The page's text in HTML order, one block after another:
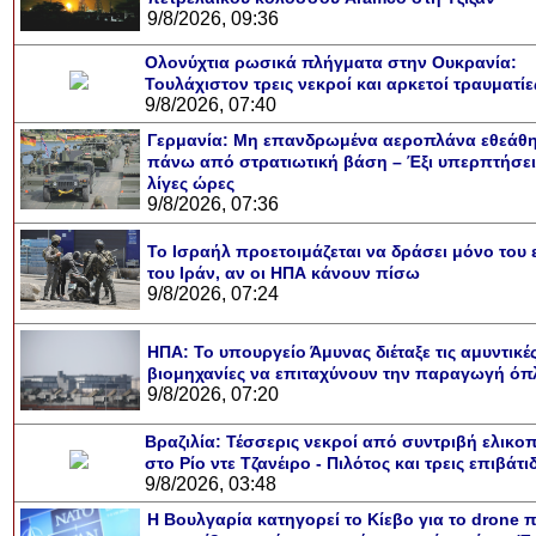
9/8/2026, 09:36
Ολονύχτια ρωσικά πλήγματα στην Ουκρανία:
Τουλάχιστον τρεις νεκροί και αρκετοί
9/8/2026, 07:40
Γερμανία: Μη επανδρωμένα αεροπλάνα
πάνω από στρατιωτική βάση – Έξι
λίγες ώρες
9/8/2026, 07:36
Το Ισραήλ προετοιμάζεται να δράσει μόνο του
του Ιράν, αν οι ΗΠΑ κάνουν πίσω
9/8/2026, 07:24
ΗΠΑ: Το υπουργείο Άμυνας διέταξε τις
βιομηχανίες να επιταχύνουν την παραγωγή
9/8/2026, 07:20
Βραζιλία: Τέσσερις νεκροί από συντριβή
στο Ρίο ντε Τζανέιρο - Πιλότος και τρεις
9/8/2026, 03:48
Η Βουλγαρία κατηγορεί το Κίεβο για το drone
τα
Σταθμός: Ο
το παράθυρό
καταιγίδα
από
στην
Αθήνας από το
που κάνει το
φωτίσει τη Γη
κι απ' το
λεοπάρδαλη
μωρό
Νορβηγία που